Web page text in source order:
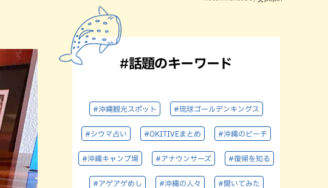
#話題のキーワード
#沖縄観光スポット #琉球ゴールデンキングス
#シウマ占い #OKITIVEまとめ #沖縄のビーチ
#沖縄キャンプ場 #アナウンサーズ #復帰を知る
#アゲアゲめし #沖縄の人々 #聞いてみた